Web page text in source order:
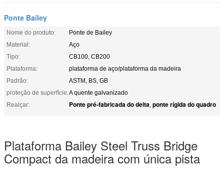
Ponte Bailey
Nome do produto:
Ponte de Bailey
Material:
Aço
Tipo:
CB100, CB200
Plataforma:
plataforma de aço/plataforma da madeira
Padrão:
ASTM, BS, GB
proteção de superfície:A quente galvanizado
Realçar:
Ponte pré-fabricada do delta, ponte rígida do quadro
Plataforma Bailey Steel Truss Bridge
Compact da madeira com única pista